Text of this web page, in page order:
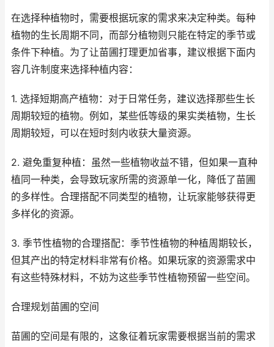
在选择种植物时，需要根据玩家的需求来决定种类。每种
植物的生长周期不同，而部分植物则只能在特定的季节或
条件下种植。为了让苗圃打理更加省事，建议根据下面内
容几许制度来选择种植内容：
1. 选择短期高产植物：对于日常任务，建议选择那些生长
周期较短的植物。例如，某些低等级的果实类植物，生长
周期较短，可以在短时刻内收获大量资源。
2. 避免重复种植：虽然一些植物收益不错，但如果一直种
植同一种类，会导致玩家所需的资源单一化，降低了苗圃
的多样性。合理搭配不同类型的植物，让玩家能够获得更
多样化的资源。
3. 季节性植物的合理搭配：季节性植物的种植周期较长，
但其产出的特定材料非常有价格。如果玩家的资源需求中
有这些特殊材料，不妨为这些季节性植物预留一些空间。
合理规划苗圃的空间
苗圃的空间是有限的，这象征着玩家需要根据当前的需求